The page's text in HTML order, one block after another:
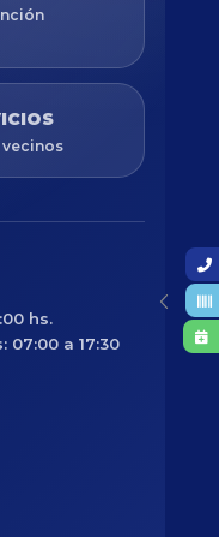
hs.
07:00 a 17:30